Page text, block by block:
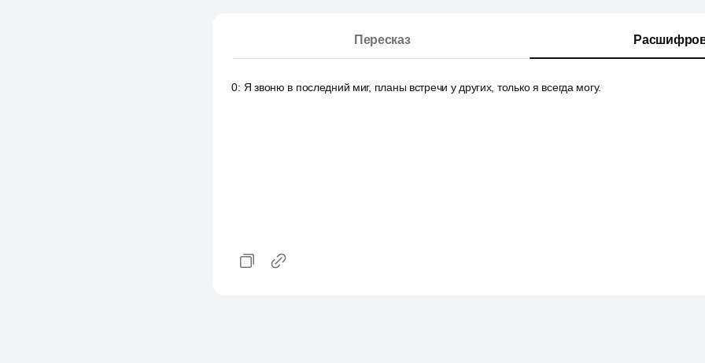
Пересказ
0: Я звоню в последний миг, планы встречи у других, только я всегда могу.